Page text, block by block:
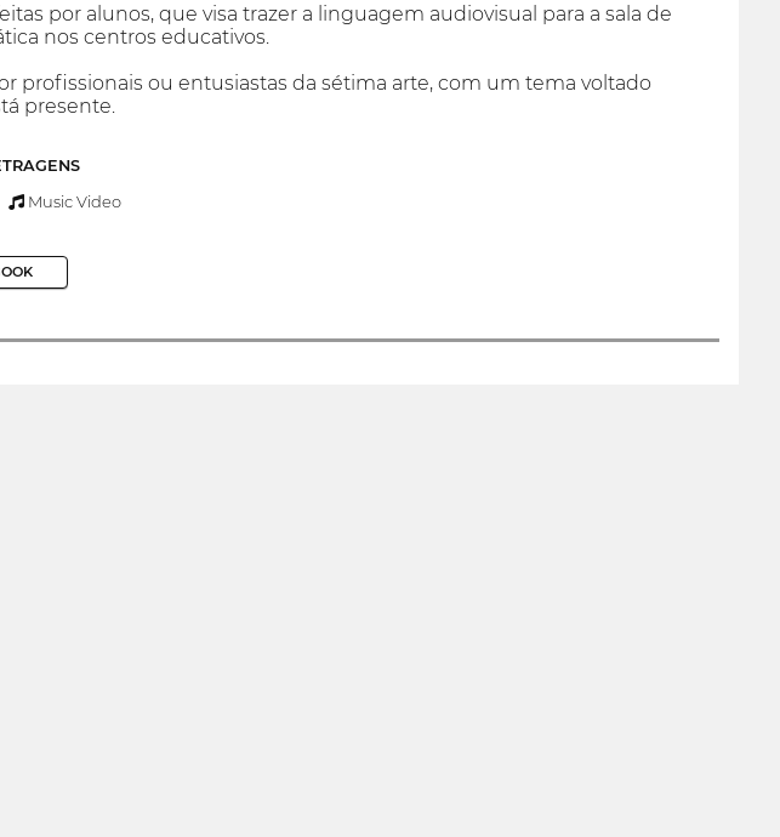
por alunos, que visa trazer a linguagem audiovisual para a sala de
nos centros educativos.
profissionais ou entusiastas da sétima arte, com um tema voltado
presente.
Music Video